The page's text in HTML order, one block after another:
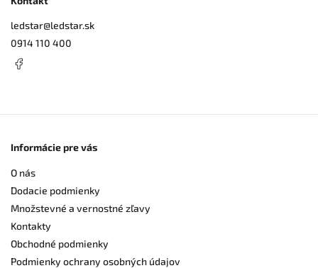
ledstar@ledstar.sk
0914 110 400
Informácie pre vás
O nás
Dodacie podmienky
Množstevné a vernostné zľavy
Kontakty
Obchodné podmienky
Podmienky ochrany osobných údajov